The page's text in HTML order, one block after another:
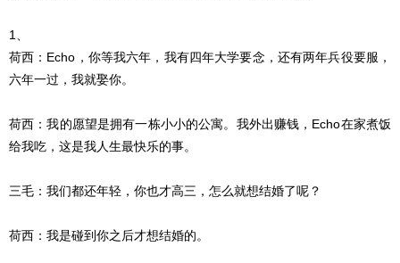
1、
荷西：Echo，你等我六年，我有四年大学要念，还有两年兵役要服，
六年一过，我就娶你。
荷西：我的愿望是拥有一栋小小的公寓。我外出赚钱，Echo在家煮饭
给我吃，这是我人生最快乐的事。
三毛：我们都还年轻，你也才高三，怎么就想结婚了呢？
荷西：我是碰到你之后才想结婚的。